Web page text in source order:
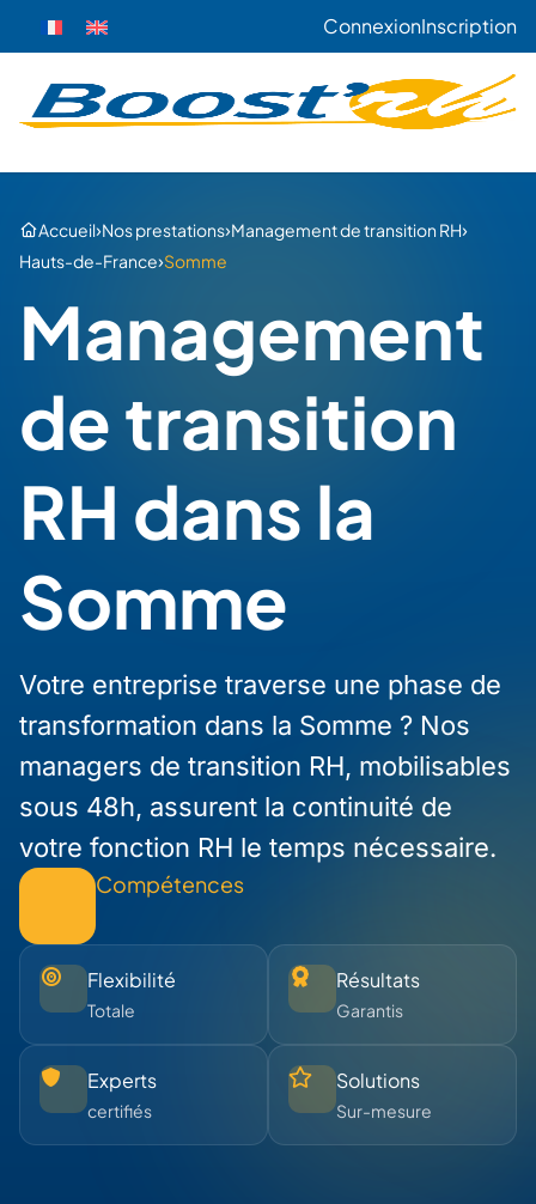
ConnexionInscription
Accueil›Nos prestations›Management de transition RH›
Hauts-de-France›Somme
Management
de transition
RH dans la
Somme
Votre entreprise traverse une phase de
transformation dans la Somme ? Nos
managers de transition RH, mobilisables
sous 48h, assurent la continuité de
votre fonction RH le temps nécessaire.
Compétences
Flexibilité
Totale
Résultats
Garantis
Experts
certifiés
Solutions
Sur-mesure